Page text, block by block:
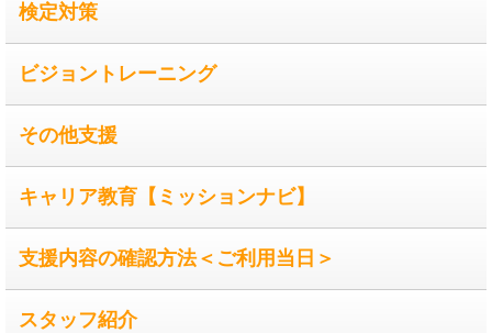
検定対策
ビジョントレーニング
その他支援
キャリア教育【ミッションナビ】
支援内容の確認方法＜ご利用当日＞
スタッフ紹介